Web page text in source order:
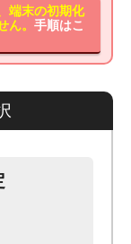
端末の初期化
ん。手順はこ